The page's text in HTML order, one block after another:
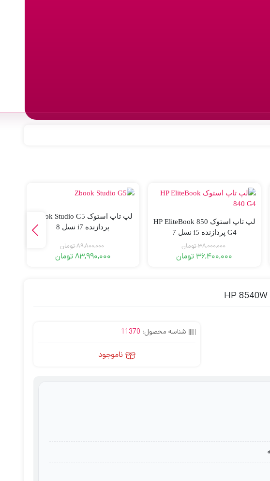
لپ تاپ استوک HP EliteBook 850
G4 پردازنده i5 نسل 7
38,000,000تومان
36,400,000 تومان
لپ تاپ استوک Zbook Studio G5
پردازنده i7 نسل 8
89,800,000تومان
83,990,000تومان
شناسه محصول: 11370
ناموجود